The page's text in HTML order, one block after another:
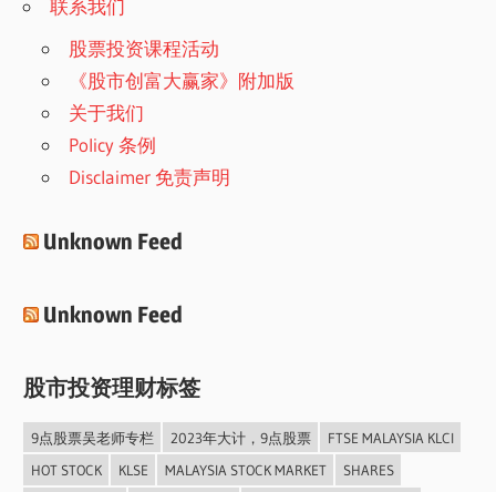
联系我们
股票投资课程活动
《股市创富大赢家》附加版
关于我们
Policy 条例
Disclaimer 免责声明
Unknown Feed
Unknown Feed
股市投资理财标签
9点股票吴老师专栏 2023年大计，9点股票
FTSE MALAYSIA KLCI
HOT STOCK
KLSE MALAYSIA STOCK MARKET
SHARES